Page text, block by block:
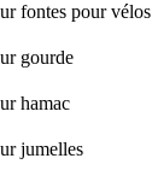
fontes pour vélos
gourde
hamac
jumelles